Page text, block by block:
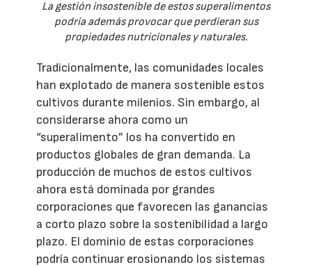
La gestión insostenible de estos superalimentos
podría además provocar que perdieran sus
propiedades nutricionales y naturales.
Tradicionalmente, las comunidades locales
han explotado de manera sostenible estos
cultivos durante milenios. Sin embargo, al
considerarse ahora como un
“superalimento” los ha convertido en
productos globales de gran demanda. La
producción de muchos de estos cultivos
ahora está dominada por grandes
corporaciones que favorecen las ganancias
a corto plazo sobre la sostenibilidad a largo
plazo. El dominio de estas corporaciones
podría continuar erosionando los sistemas